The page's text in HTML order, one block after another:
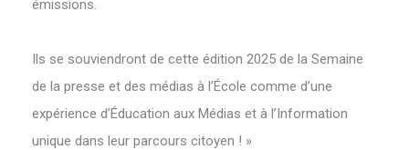
émissions.
Ils se souviendront de cette édition 2025 de la Semaine
de la presse et des médias à l’École comme d’une
expérience d’Éducation aux Médias et à l’Information
unique dans leur parcours citoyen ! »